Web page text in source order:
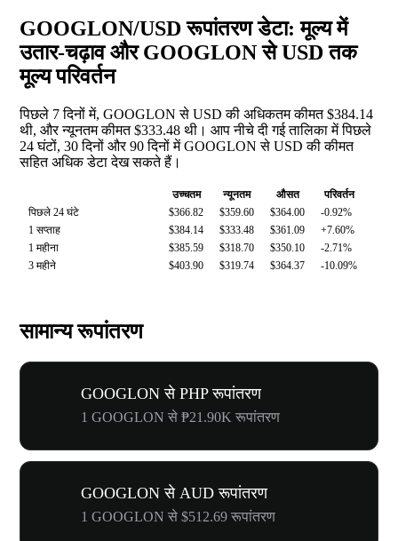
GOOGLON/USD रूपांतरण डेटा: मूल्य में
उतार-चढ़ाव और GOOGLON से USD तक
मूल्य परिवर्तन
पिछले 7 दिनों में, GOOGLON से USD की अधिकतम कीमत $384.14
थी, और न्यूनतम कीमत $333.48 थी। आप नीचे दी गई तालिका में पिछले
24 घंटों, 30 दिनों और 90 दिनों में GOOGLON से USD की कीमत
सहित अधिक डेटा देख सकते हैं।
उच्चतम न्यूनतम औसत
परिवर्तन
पिछले 24 घंटे
$366.82 $359.60 $364.00
-0.92%
1 सप्ताह
$384.14 $333.48 $361.09
+7.60%
1 महीना
$385.59 $318.70 $350.10
-2.71%
3 महीने
$403.90 $319.74 $364.37 -10.09%
सामान्य रूपांतरण
GOOGLON से PHP रूपांतरण
1 GOOGLON से ₱21.90K रूपांतरण
GOOGLON से AUD रूपांतरण
1 GOOGLON से $512.69 रूपांतरण